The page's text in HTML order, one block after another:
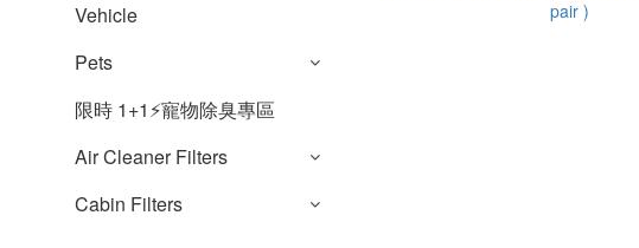
Vehicle
Pets
限時 1+1⚡️寵物除臭專區
Air Cleaner Filters
Cabin Filters